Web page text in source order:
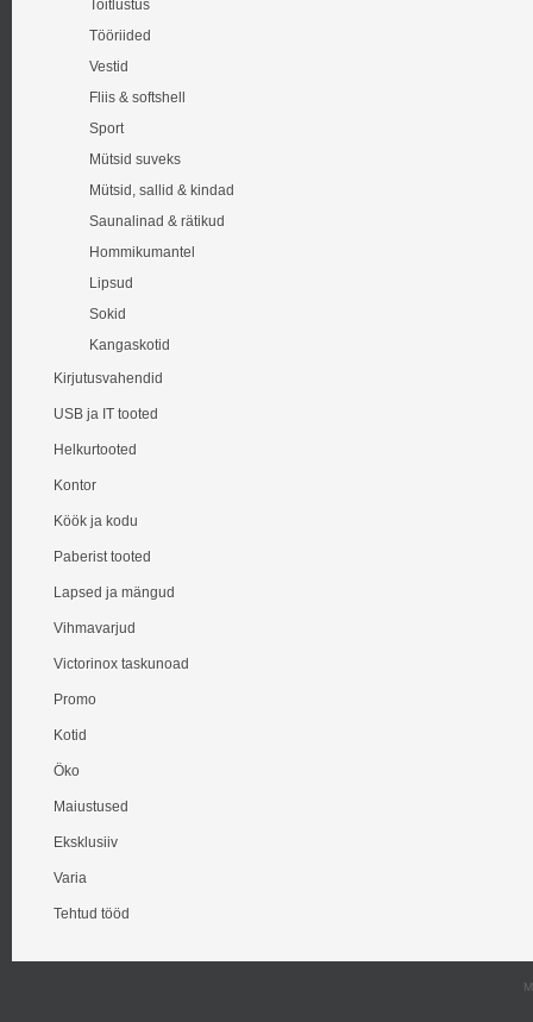
Toitlustus
Tööriided
Vestid
Fliis & softshell
Sport
Mütsid suveks
Mütsid, sallid & kindad
Saunalinad & rätikud
Hommikumantel
Lipsud
Sokid
Kangaskotid
Kirjutusvahendid
USB ja IT tooted
Helkurtooted
Kontor
Köök ja kodu
Paberist tooted
Lapsed ja mängud
Vihmavarjud
Victorinox taskunoad
Promo
Kotid
Öko
Maiustused
Eksklusiiv
Varia
Tehtud tööd